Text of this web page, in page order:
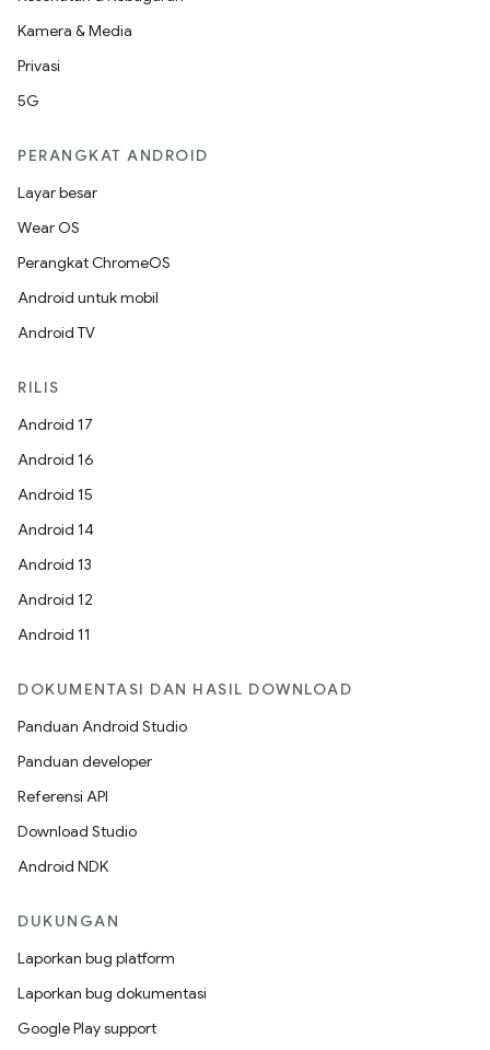
Kamera & Media
Privasi
5G
PERANGKAT ANDROID
Layar besar
Wear OS
Perangkat ChromeOS
Android untuk mobil
Android TV
RILIS
Android 17
Android 16
Android 15
Android 14
Android 13
Android 12
Android 11
DOKUMENTASI DAN HASIL DOWNLOAD
Panduan Android Studio
Panduan developer
Referensi API
Download Studio
Android NDK
DUKUNGAN
Laporkan bug platform
Laporkan bug dokumentasi
Google Play support